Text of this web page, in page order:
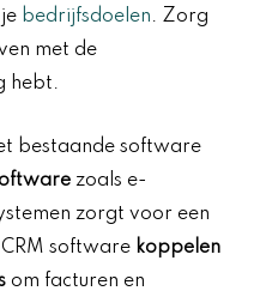
bedrijfsdoelen. Zorg
met de
hebt.
bestaande software
zoals e-
zorgt voor een
CRM software koppelen
om facturen en